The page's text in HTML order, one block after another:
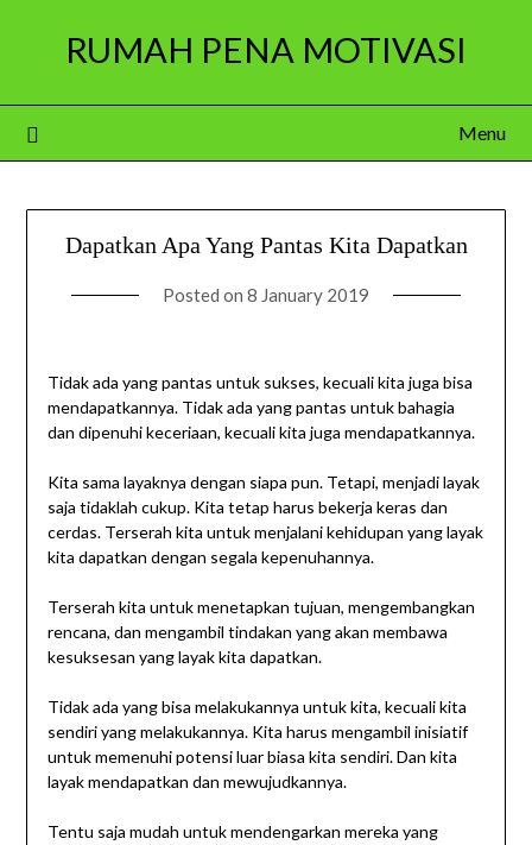
RUMAH PENA MOTIVASI
Menu
Dapatkan Apa Yang Pantas Kita Dapatkan
Posted on 8 January 2019
Tidak ada yang pantas untuk sukses, kecuali kita juga bisa
mendapatkannya. Tidak ada yang pantas untuk bahagia
dan dipenuhi keceriaan, kecuali kita juga mendapatkannya.
Kita sama layaknya dengan siapa pun. Tetapi, menjadi layak
saja tidaklah cukup. Kita tetap harus bekerja keras dan
cerdas. Terserah kita untuk menjalani kehidupan yang layak
kita dapatkan dengan segala kepenuhannya.
Terserah kita untuk menetapkan tujuan, mengembangkan
rencana, dan mengambil tindakan yang akan membawa
kesuksesan yang layak kita dapatkan.
Tidak ada yang bisa melakukannya untuk kita, kecuali kita
sendiri yang melakukannya. Kita harus mengambil inisiatif
untuk memenuhi potensi luar biasa kita sendiri. Dan kita
layak mendapatkan dan mewujudkannya.
Tentu saja mudah untuk mendengarkan mereka yang